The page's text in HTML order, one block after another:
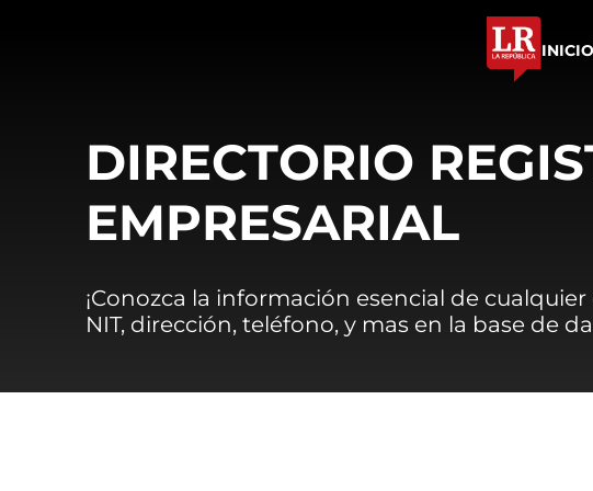
INICIO
DIRECTORIO
EMPRESARIAL
¡Conozca la información esencial de
NIT, dirección, teléfono, y mas en la base de